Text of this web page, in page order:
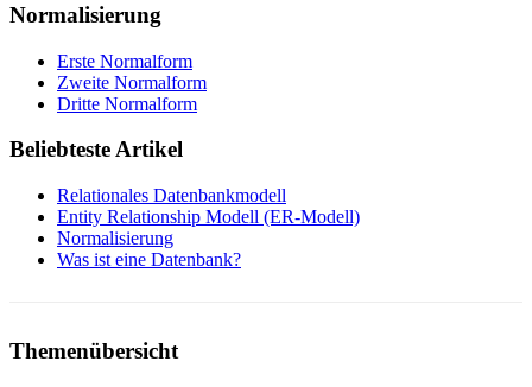
Normalisierung
Erste Normalform
Zweite Normalform
Dritte Normalform
Beliebteste Artikel
Relationales Datenbankmodell
Entity Relationship Modell (ER-Modell)
Normalisierung
Was ist eine Datenbank?
Themenübersicht